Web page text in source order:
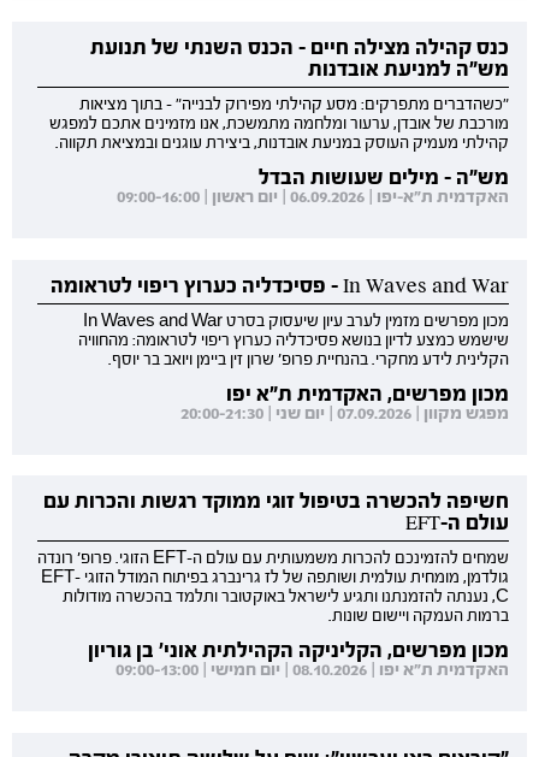
כנס קהילה מצילה חיים - הכנס השנתי של תנועת
מש"ה למניעת אובדנות
"כשהדברים מתפרקים: מסע קהילתי מפירוק לבנייה" - בתוך מציאות
מורכבת של אובדן, ערעור ומלחמה מתמשכת, אנו מזמינים אתכם למפגש
קהילתי מעמיק העוסק במניעת אובדנות, ביצירת עוגנים ובמציאת תקווה.
מש"ה - מילים שעושות הבדל
האקדמית ת"א-יפו | 06.09.2026 | יום ראשון | 09:00-16:00
In Waves and War - פסיכדליה כערוץ ריפוי לטראומה
מכון מפרשים מזמין לערב עיון שיעסוק בסרט In Waves and War
שישמש כמצע לדיון בנושא פסיכדליה כערוץ ריפוי לטראומה: מהחוויה
הקלינית לידע מחקרי. בהנחיית פרופ' שרון זין ביימן ויואב בר יוסף.
מכון מפרשים, האקדמית ת"א יפו
מפגש מקוון | 07.09.2026 | יום שני | 20:00-21:30
חשיפה להכשרה בטיפול זוגי ממוקד רגשות והכרות עם
עולם ה-EFT
שמחים להזמינכם להכרות משמעותית עם עולם ה-EFT הזוגי. פרופ' רונדה
גולדמן, מומחית עולמית ושותפה של לז גרינברג בפיתוח המודל הזוגי EFT-
C, נענתה להזמנתנו ותגיע לישראל באוקטובר ותלמד בהכשרה מודולות
ברמות העמקה ויישום שונות.
מכון מפרשים, הקליניקה הקהילתית אוני' בן גוריון
האקדמית ת"א יפו | 08.10.2026 | יום חמישי | 09:00-13:00